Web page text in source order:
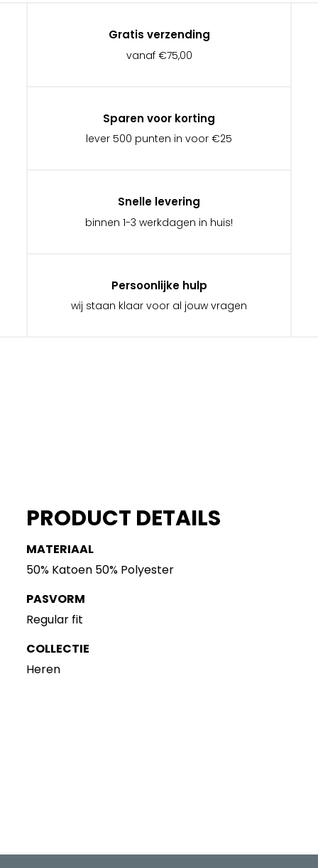
Gratis verzending
vanaf €75,00
Sparen voor korting
lever 500 punten in voor €25
Snelle levering
binnen 1-3 werkdagen in huis!
Persoonlijke hulp
wij staan klaar voor al jouw vragen
PRODUCT DETAILS
MATERIAAL
50% Katoen 50% Polyester
PASVORM
Regular fit
COLLECTIE
Heren